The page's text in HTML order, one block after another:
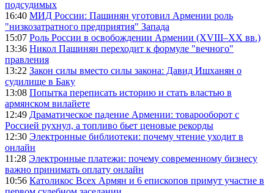
подсудимых
16:40 МИД России: Пашинян уготовил Армении роль
"низкозатратного предприятия" Запада
15:07 Роль России в освобождении Армении (XVIII–XX вв.)
13:36 Никол Пашинян переходит к формуле "вечного"
правления
13:22 Закон силы вместо силы закона: Давид Ишханян о
судилище в Баку
13:08 Попытка переписать историю и стать властью в
армянском вилайете
12:49 Драматическое падение Армении: товарооборот с
Россией рухнул, а топливо бьет ценовые рекорды
12:30 Электронные библиотеки: почему чтение уходит в
онлайн
11:28 Электронные платежи: почему современному бизнесу
важно принимать оплату онлайн
10:56 Католикос Всех Армян и 6 епископов примут участие в